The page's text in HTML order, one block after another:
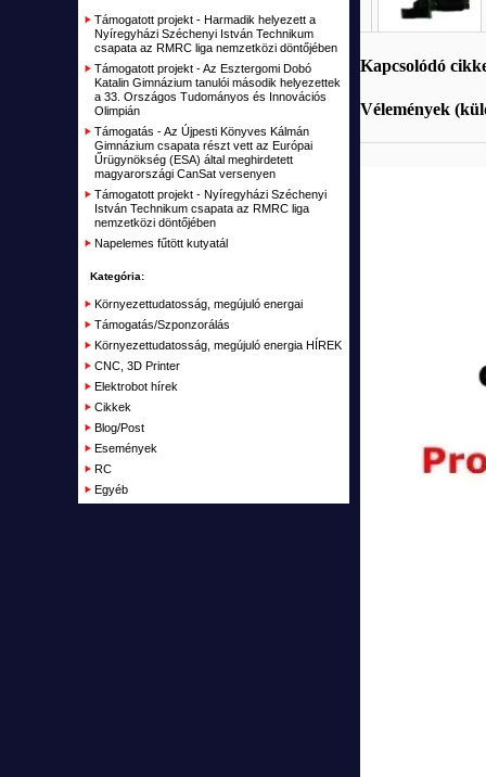
Kábel szerelékek
Vegyes csatlakozók
Csatlakozó
Elektromos bicikli
RC Hajók, csónakok, vitorlások
Szimulátorok
Távirányítók, vevők RC
Akku töltők, adapterek
Alkatrészek, Tuning
Kiegészítők, Építőanyag
Elemek, akkumulátorok
Plusz
Kifutott termékek
Garázs
Támogatott projekt - Harmadik helyezett a
Nyíregyházi Széchenyi István Technikum
csapata az RMRC liga nemzetközi döntőjében
Támogatott projekt - Az Esztergomi Dobó
Katalin Gimnázium tanulói második helyezettek
a 33. Országos Tudományos és Innovációs
Olimpián
Támogatás - Az Újpesti Könyves Kálmán
Gimnázium csapata részt vett az Európai
Űrügynökség (ESA) által meghirdetett
magyarországi CanSat versenyen
Támogatott projekt - Nyíregyházi Széchenyi
István Technikum csapata az RMRC liga
nemzetközi döntőjében
Napelemes fűtött kutyatál
Kategória:
Környezettudatosság, megújuló energai
Támogatás/Szponzorálás
Környezettudatosság, megújuló energia HÍREK
CNC, 3D Printer
Elektrobot hírek
Cikkek
Blog/Post
Események
RC
Egyéb
Kapcsolódó
Vélemények